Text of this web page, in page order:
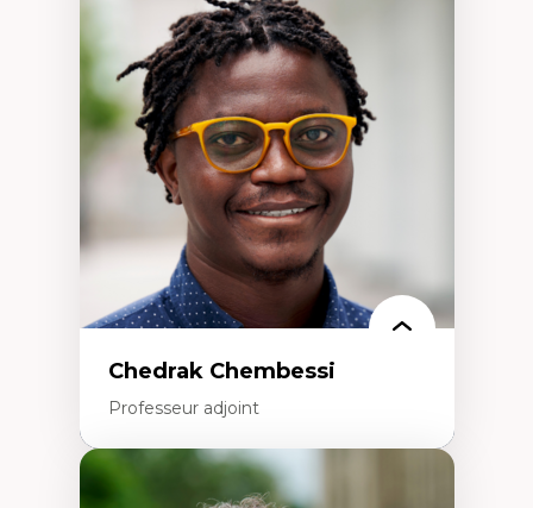
Discours sur la ville et représentations
Mosquées, formes et usages au Canada
Reconnaissance et représentations des
communautés immigrantes dans l'espace
urbain
Design architectural et urbain
Patrimoine et patrimonialisation
Études postcoloniales et décolonisation des
savoirs
Chedrak Chembessi
Professeur adjoint